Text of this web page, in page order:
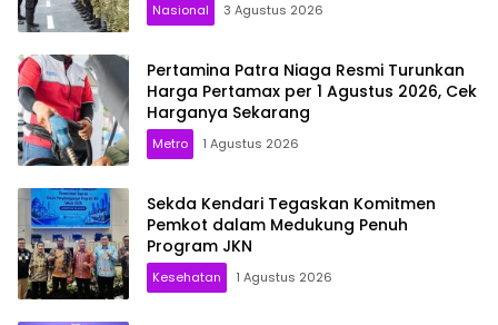
Nasional 3 Agustus 2026
Pertamina Patra Niaga Resmi Turunkan
Harga Pertamax per 1 Agustus 2026, Cek
Harganya Sekarang
Metro 1 Agustus 2026
Sekda Kendari Tegaskan Komitmen
Pemkot dalam Medukung Penuh
Program JKN
Kesehatan 1 Agustus 2026